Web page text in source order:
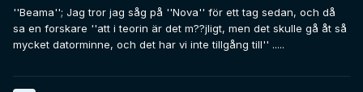
''Beama''; Jag tror jag såg på ''Nova'' för ett tag sedan, och då
sa en forskare ''att i teorin är det m??jligt, men det skulle gå åt så
mycket datorminne, och det har vi inte tillgång till'' .....